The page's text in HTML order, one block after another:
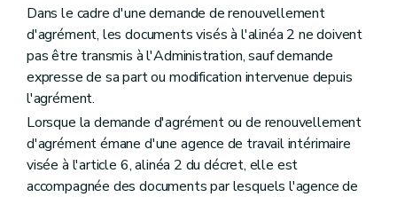
Dans le cadre d'une demande de renouvellement
d'agrément, les documents visés à l'alinéa 2 ne doivent
pas être transmis à l'Administration, sauf demande
expresse de sa part ou modification intervenue depuis
l'agrément.
Lorsque la demande d'agrément ou de renouvellement
d'agrément émane d'une agence de travail intérimaire
visée à l'article 6, alinéa 2 du décret, elle est
accompagnée des documents par lesquels l'agence de